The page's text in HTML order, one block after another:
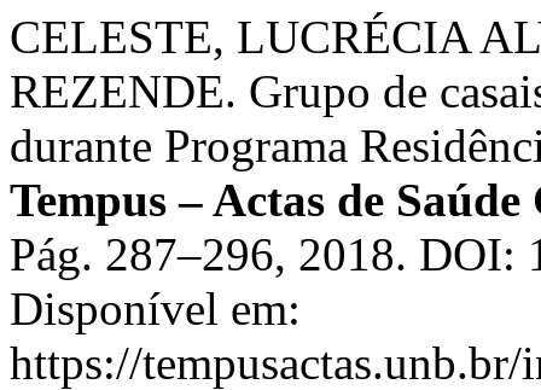
CELESTE, LUCRÉCIA
REZENDE. Grupo de
durante Programa
Tempus – Actas de
Pág. 287–296, 2018. DOI:
Disponível em:
https://